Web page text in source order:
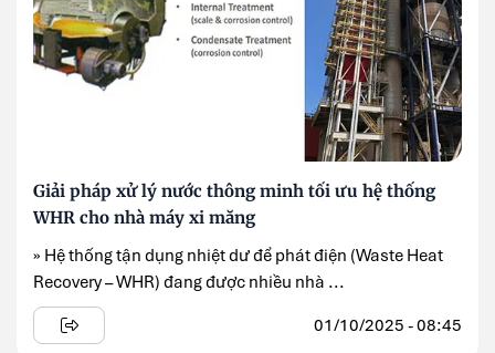
Giải pháp xử lý nước thông minh tối ưu hệ thống
WHR cho nhà máy xi măng
» Hệ thống tận dụng nhiệt dư để phát điện (Waste Heat
Recovery – WHR) đang được nhiều nhà ...
01/10/2025 - 08:45